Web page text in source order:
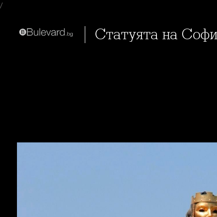
/
Статуята на